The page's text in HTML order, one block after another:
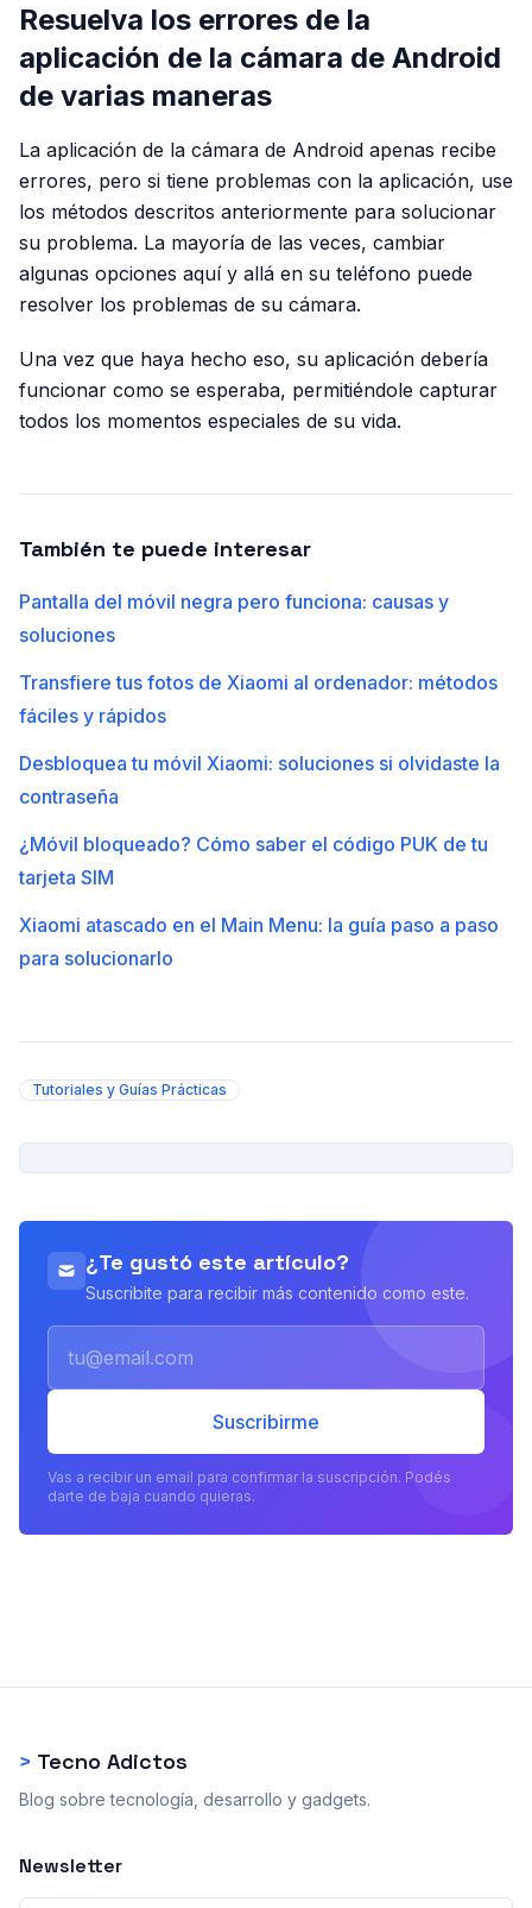
Resuelva los errores de la
aplicación de la cámara de Android
de varias maneras
La aplicación de la cámara de Android apenas recibe
errores, pero si tiene problemas con la aplicación, use
los métodos descritos anteriormente para solucionar
su problema. La mayoría de las veces, cambiar
algunas opciones aquí y allá en su teléfono puede
resolver los problemas de su cámara.
Una vez que haya hecho eso, su aplicación debería
funcionar como se esperaba, permitiéndole capturar
todos los momentos especiales de su vida.
También te puede interesar
Pantalla del móvil negra pero funciona: causas y
soluciones
Transfiere tus fotos de Xiaomi al ordenador: métodos
fáciles y rápidos
Desbloquea tu móvil Xiaomi: soluciones si olvidaste la
contraseña
¿Móvil bloqueado? Cómo saber el código PUK de tu
tarjeta SIM
Xiaomi atascado en el Main Menu: la guía paso a paso
para solucionarlo
Tutoriales y Guías Prácticas
¿Te gustó este artículo?
Suscribite para recibir más contenido como este.
Suscribirme
Vas a recibir un email para confirmar la suscripción. Podés
darte de baja cuando quieras.
> Tecno Adictos
Blog sobre tecnología, desarrollo y gadgets.
Newsletter